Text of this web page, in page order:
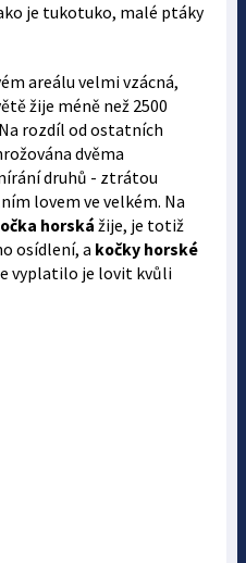
je tukotuko, malé ptáky
areálu velmi vzácná,
žije méně než 2500
rozdíl od ostatních
dvěma
druhů - ztrátou
lovem ve velkém. Na
horská žije, je totiž
osídlení, a kočky horské
vyplatilo je lovit kvůli